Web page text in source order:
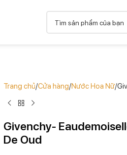
Trang chủ Cửa hàng Nước Hoa Nữ
Givenchy-
De Oud